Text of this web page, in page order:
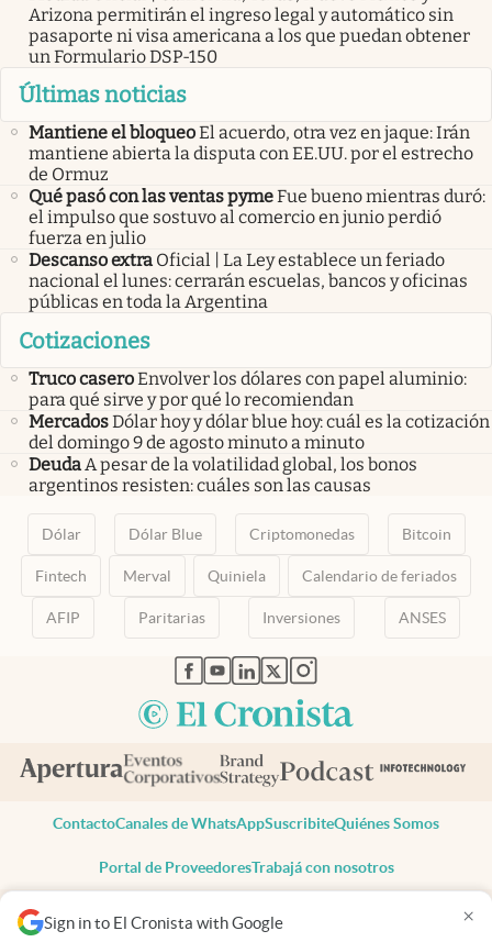
Sign in to El Cronista with Google ×
Arizona permitirán el ingreso legal y automático sin
pasaporte ni visa americana a los que puedan obtener
un Formulario DSP-150
Últimas noticias
Mantiene el bloqueoEl acuerdo, otra vez en jaque: Irán
mantiene abierta la disputa con EE.UU. por el estrecho
de Ormuz
Qué pasó con las ventas pymeFue bueno mientras duró:
el impulso que sostuvo al comercio en junio perdió
fuerza en julio
Descanso extra Oficial | La Ley establece un feriado
nacional el lunes: cerrarán escuelas, bancos y oficinas
públicas en toda la Argentina
Cotizaciones
Truco caseroEnvolver los dólares con papel aluminio:
para qué sirve y por qué lo recomiendan
MercadosDólar hoy y dólar blue hoy: cuál es la cotización
del domingo 9 de agosto minuto a minuto
Deuda A pesar de la volatilidad global, los bonos
argentinos resisten: cuáles son las causas
Dólar Dólar Blue Criptomonedas Bitcoin
Fintech Merval Quiniela Calendario de feriados
AFIP Paritarias Inversiones ANSES
abre en nueva pestaña
abre en nueva pestaña
abre en nueva pestaña
abre en nueva pestaña
abre en nueva pestaña
ContactoCanales de WhatsAppSuscribiteQuiénes Somos
Portal de ProveedoresTrabajá con nosotros
Todos los derechos reservados